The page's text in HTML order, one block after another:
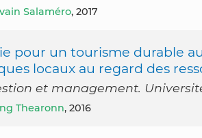
Salaméro, 2017
pour un tourisme durable
locaux au regard des
et management.
Thearonn, 2016